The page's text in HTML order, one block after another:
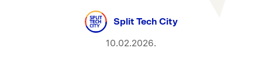
Split Tech City
10.02.2026.